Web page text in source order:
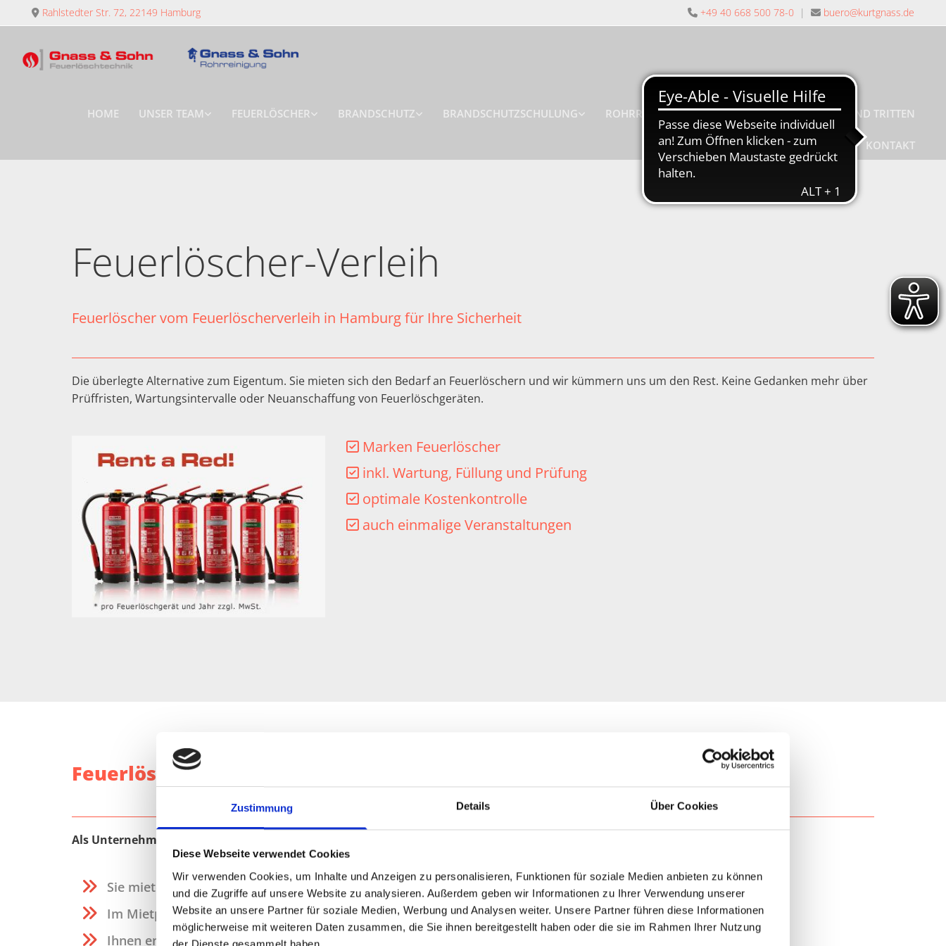
Zustimmung Details Über Cookies
Diese Webseite verwendet Cookies
Wir verwenden Cookies, um Inhalte und Anzeigen zu personalisieren, Funktionen für soziale Medien anbieten zu können
und die Zugriffe auf unsere Website zu analysieren. Außerdem geben wir Informationen zu Ihrer Verwendung unserer
Website an unsere Partner für soziale Medien, Werbung und Analysen weiter. Unsere Partner führen diese Informationen
möglicherweise mit weiteren Daten zusammen, die Sie ihnen bereitgestellt haben oder die sie im Rahmen Ihrer Nutzung
Zum Inhalt springen
 Rahlstedter Str. 72, 22149 Hamburg  +49 40 668 500 78-0 |  buero@kurtgnass.de
HOME UNSER TEAM FEUERLÖSCHER BRANDSCHUTZ BRANDSCHUTZSCHULUNG ROHRREINIGUNG PRÜFUNG VON LEITERN UND TRITTEN
KONTAKT
Feuerlöscher-Verleih
Feuerlöscher vom Feuerlöscherverleih in Hamburg für Ihre Sicherheit
Die überlegte Alternative zum Eigentum. Sie mieten sich den Bedarf an Feuerlöschern und wir kümmern uns um den Rest. Keine Gedanken mehr über
Prüffristen, Wartungsintervalle oder Neuanschaffung von Feuerlöschgeräten.
Marken Feuerlöscher
inkl. Wartung, Füllung und Prüfung
optimale Kostenkontrolle
auch einmalige Veranstaltungen
Feuerlöscher-Verleih für Unternehmen
Als Unternehmen profitieren Sie von folgenden Vorteilen:
Sie mieten qualitativ hochwertige GLORIA Markenfeuerlöscher
Im Mietpreis sind Wartungs-, Füll- und Prüfkosten selbstverständlich enthalten
Ihnen entstehen keinerlei weitere Kosten außer den planbaren, jährlichen Mietkosten